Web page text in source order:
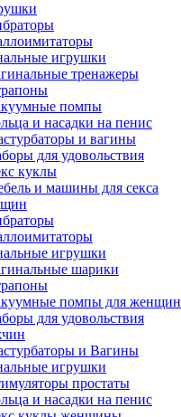
игрушки
тренажеры
помпы
и насадки на пенис
и вагины
для удовольствия
куклы
и машины для секса
игрушки
шарики
помпы для женщин
для удовольствия
и Вагины
игрушки
простаты
и насадки на пенис